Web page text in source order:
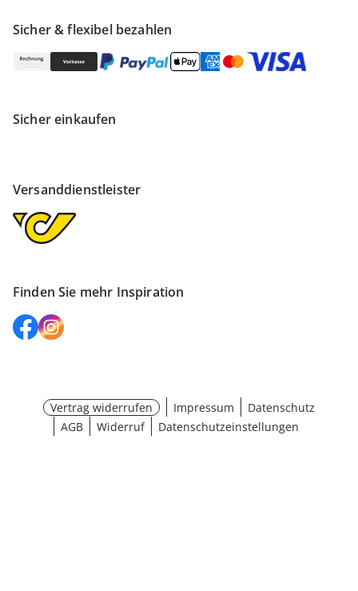
Sicher & flexibel bezahlen
Sicher einkaufen
Versanddienstleister
Finden Sie mehr Inspiration
Vertrag widerrufen Impressum
Datenschutz
AGB
Widerruf Datenschutzeinstellungen